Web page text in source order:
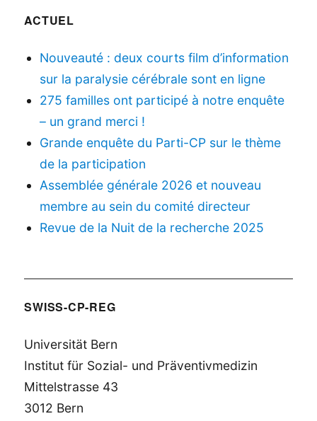
ACTUEL
Nouveauté : deux courts film d’information
sur la paralysie cérébrale sont en ligne
275 familles ont participé à notre enquête
– un grand merci !
Grande enquête du Parti-CP sur le thème
de la participation
Assemblée générale 2026 et nouveau
membre au sein du comité directeur
Revue de la Nuit de la recherche 2025
SWISS-CP-REG
Universität Bern
Institut für Sozial- und Präventivmedizin
Mittelstrasse 43
3012 Bern